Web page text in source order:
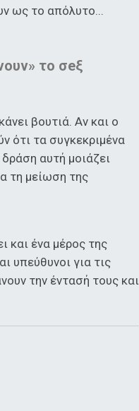
ως το απόλυτο...
το σeξ
βουτιά. Αν και ο
ότι τα συγκεκριμένα
αυτή μοιάζει
τη μείωση της
και ένα μέρος της
υπεύθυνοι για τις
την έντασή τους και